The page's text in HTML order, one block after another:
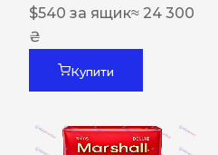
$540 за ящик≈ 24 300
₴
Купити